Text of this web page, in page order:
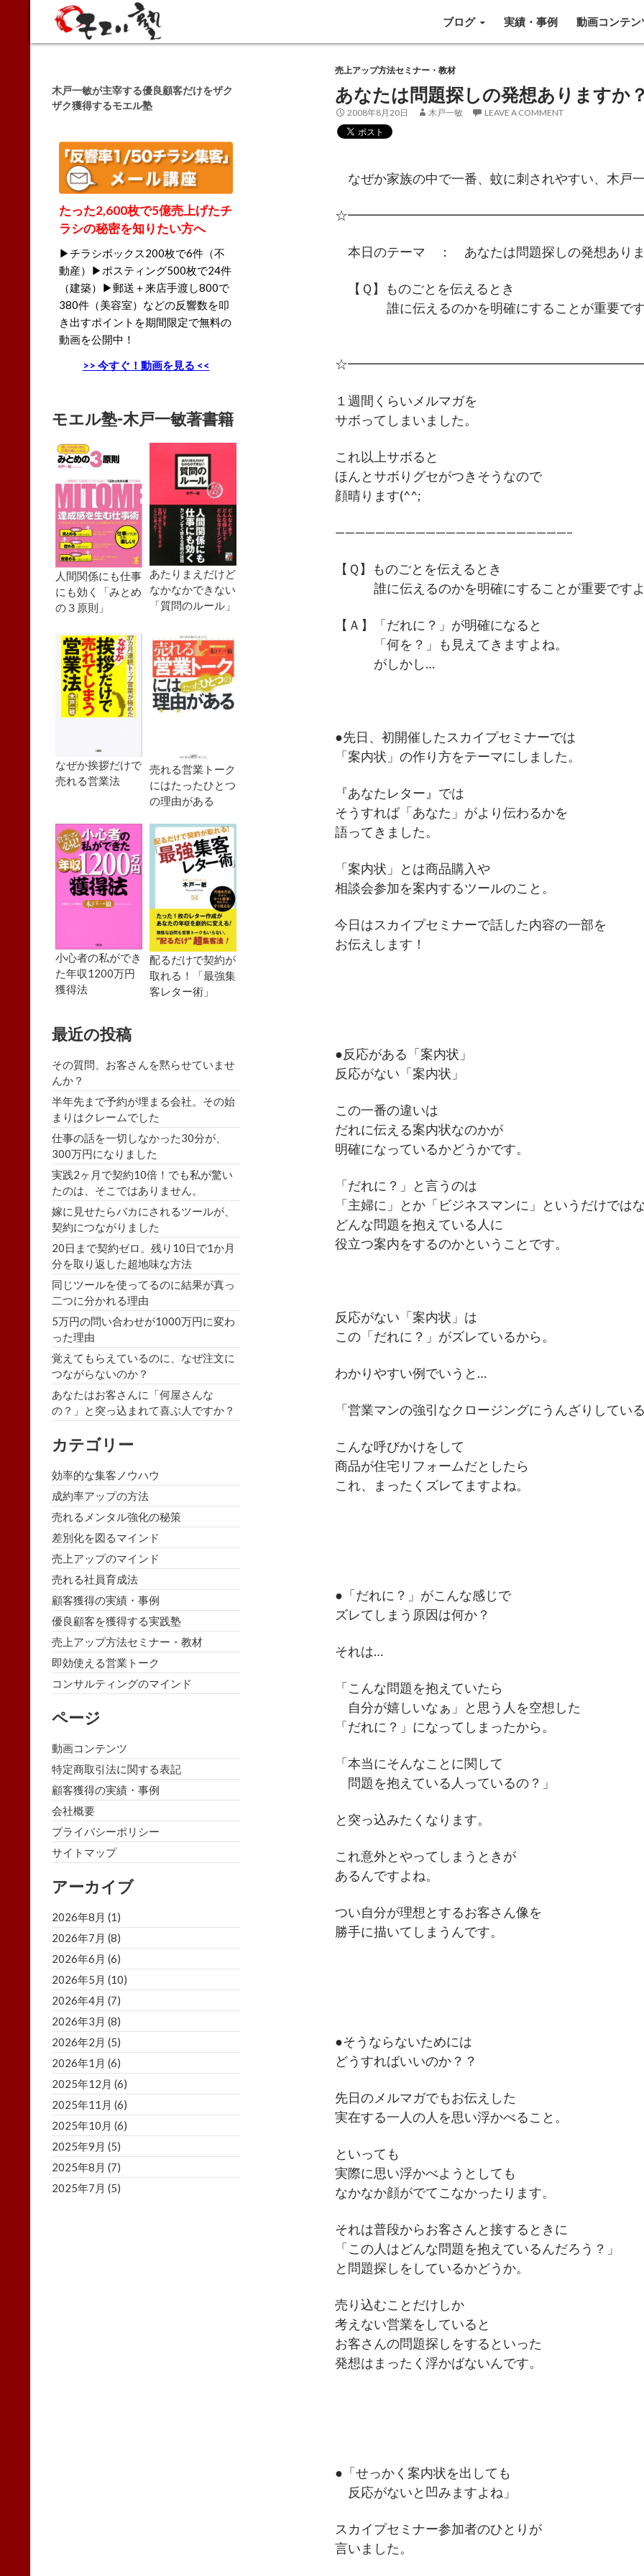
Search
ブログ
実績・事例 動画コンテン
売上アップ方法セミナー・教材
あなたは問題探しの発想ありますか
2008年8月20日 木戸一敏 LEAVE A COMMENT
なぜか家族の中で一番、蚊に刺されやすい、木戸
本日のテーマ ： あなたは問題探しの発想あり
【Ｑ】ものごとを伝えるとき
誰に伝えるのかを明確にすることが重要です
１週間くらいメルマガを
サボってしまいました。
これ以上サボると
ほんとサボりグセがつきそうなので
顔晴ります(^^;
———————————————————————–
【Ｑ】ものごとを伝えるとき
誰に伝えるのかを明確にすることが重要です
【Ａ】「だれに？」が明確になると
「何を？」も見えてきますよね。
がしかし…
●先日、初開催したスカイプセミナーでは
「案内状」の作り方をテーマにしました。
『あなたレター』では
そうすれば「あなた」がより伝わるかを
語ってきました。
「案内状」とは商品購入や
相談会参加を案内するツールのこと。
今日はスカイプセミナーで話した内容の一部を
お伝えします！
●反応がある「案内状」
反応がない「案内状」
この一番の違いは
だれに伝える案内状なのかが
明確になっているかどうかです。
「だれに？」と言うのは
「主婦に」とか「ビジネスマンに」というだけでは
どんな問題を抱えている人に
役立つ案内をするのかということです。
反応がない「案内状」は
この「だれに？」がズレているから。
わかりやすい例でいうと…
「営業マンの強引なクロージングにうんざりしてい
こんな呼びかけをして
商品が住宅リフォームだとしたら
これ、まったくズレてますよね。
●「だれに？」がこんな感じで
ズレてしまう原因は何か？
それは…
「こんな問題を抱えていたら
自分が嬉しいなぁ」と思う人を空想した
「だれに？」になってしまったから。
「本当にそんなことに関して
問題を抱えている人っているの？」
と突っ込みたくなります。
これ意外とやってしまうときが
あるんですよね。
つい自分が理想とするお客さん像を
勝手に描いてしまうんです。
●そうならないためには
どうすればいいのか？？
先日のメルマガでもお伝えした
実在する一人の人を思い浮かべること。
といっても
実際に思い浮かべようとしても
なかなか顔がでてこなかったります。
それは普段からお客さんと接するときに
「この人はどんな問題を抱えているんだろう？」
と問題探しをしているかどうか。
売り込むことだけしか
考えない営業をしていると
お客さんの問題探しをするといった
発想はまったく浮かばないんです。
●「せっかく案内状を出しても
反応がないと凹みますよね」
スカイプセミナー参加者のひとりが
言いました。
木戸一敏が主宰する優良顧客だけをザク
ザク獲得するモエル塾
たった2,600枚で5億売上げたチ
ラシの秘密を知りたい方へ
▶チラシボックス200枚で6件（不
動産）▶ポスティング500枚で24件
（建築）▶郵送＋来店手渡し800で
380件（美容室）などの反響数を叩
き出すポイントを期間限定で無料の
動画を公開中！
>> 今すぐ！動画を見る <<
モエル塾-木戸一敏著書籍
人間関係にも仕事
にも効く「みとめ
の３原則」
あたりまえだけど
なかなかできない
「質問のルール」
なぜか挨拶だけで
売れる営業法
売れる営業トーク
にはたったひとつ
の理由がある
小心者の私ができ
た年収1200万円
獲得法
配るだけで契約が
取れる！「最強集
客レター術」
最近の投稿
その質問、お客さんを黙らせていませ
んか？
半年先まで予約が埋まる会社。その始
まりはクレームでした
仕事の話を一切しなかった30分が、
300万円になりました
実践2ヶ月で契約10倍！でも私が驚い
たのは、そこではありません。
嫁に見せたらバカにされるツールが、
契約につながりました
20日まで契約ゼロ。残り10日で1か月
分を取り返した超地味な方法
同じツールを使ってるのに結果が真っ
二つに分かれる理由
5万円の問い合わせが1000万円に変わ
った理由
覚えてもらえているのに、なぜ注文に
つながらないのか？
あなたはお客さんに「何屋さんな
の？」と突っ込まれて喜ぶ人ですか？
カテゴリー
効率的な集客ノウハウ
成約率アップの方法
売れるメンタル強化の秘策
差別化を図るマインド
売上アップのマインド
売れる社員育成法
顧客獲得の実績・事例
優良顧客を獲得する実践塾
売上アップ方法セミナー・教材
即効使える営業トーク
コンサルティングのマインド
ページ
動画コンテンツ
特定商取引法に関する表記
顧客獲得の実績・事例
会社概要
プライバシーポリシー
サイトマップ
アーカイブ
2026年8月 (1)
2026年7月 (8)
2026年6月 (6)
2026年5月 (10)
2026年4月 (7)
2026年3月 (8)
2026年2月 (5)
2026年1月 (6)
2025年12月 (6)
2025年11月 (6)
2025年10月 (6)
2025年9月 (5)
2025年8月 (7)
2025年7月 (5)